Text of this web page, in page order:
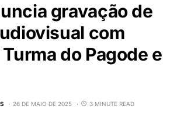
gravação de
com
do Pagode e
26 DE MAIO DE 2025 3 MINUTE READ